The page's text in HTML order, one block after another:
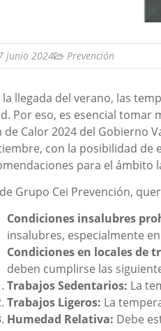
junio 2024 Prevención
la llegada del verano, las
Por eso, es esencial tomar
de Calor 2024 del Gobierno
con la posibilidad de
para el ámbito
Grupo Cei Prevención,
Condiciones insalubres
insalubres, especialmente
Condiciones en locales de
deben cumplirse las
Trabajos Sedentarios: La
Trabajos Ligeros: La
Humedad Relativa: Debe